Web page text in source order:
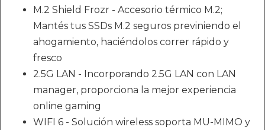
M.2 Shield Frozr - Accesorio térmico M.2;
Mantés tus SSDs M.2 seguros previniendo el
ahogamiento, haciéndolos correr rápido y
fresco
2.5G LAN - Incorporando 2.5G LAN con LAN
manager, proporciona la mejor experiencia
online gaming
WIFI 6 - Solución wireless soporta MU-MIMO y